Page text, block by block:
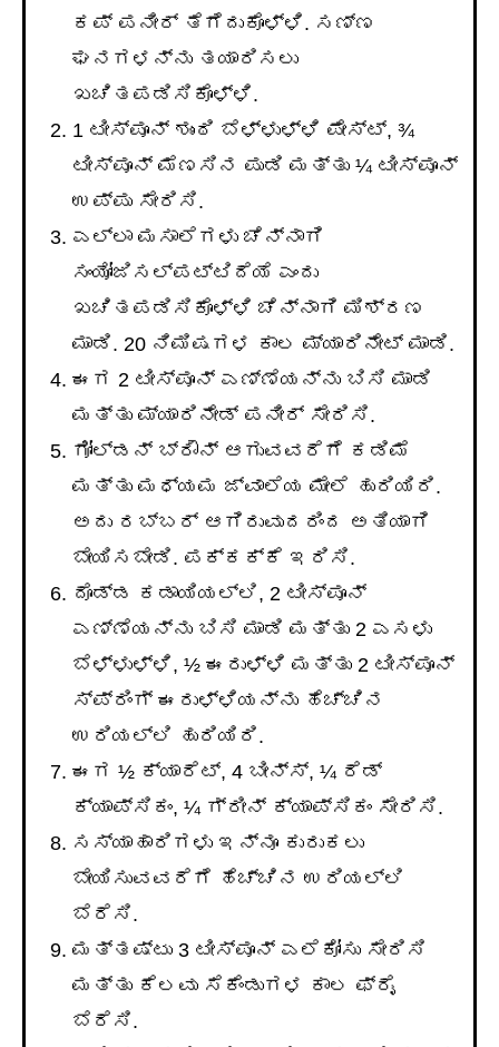
ಕಪ್ ಪನೀರ್ ತೆಗೆದುಕೊಳ್ಳಿ. ಸಣ್ಣ
ಘನಗಳನ್ನು ತಯಾರಿಸಲು
ಖಚಿತಪಡಿಸಿಕೊಳ್ಳಿ.
1 ಟೀಸ್ಪೂನ್ ಶುಂಠಿ ಬೆಳ್ಳುಳ್ಳಿ ಪೇಸ್ಟ್, ¾
ಟೀಸ್ಪೂನ್ ಮೆಣಸಿನ ಪುಡಿ ಮತ್ತು ¼ ಟೀಸ್ಪೂನ್
ಉಪ್ಪು ಸೇರಿಸಿ.
ಎಲ್ಲಾ ಮಸಾಲೆಗಳು ಚೆನ್ನಾಗಿ
ಸಂಯೋಜಿಸಲ್ಪಟ್ಟಿದೆಯೆ ಎಂದು
ಖಚಿತಪಡಿಸಿಕೊಳ್ಳಿ ಚೆನ್ನಾಗಿ ಮಿಶ್ರಣ
ಮಾಡಿ. 20 ನಿಮಿಷಗಳ ಕಾಲ ಮ್ಯಾರಿನೇಟ್ ಮಾಡಿ.
ಈಗ 2 ಟೀಸ್ಪೂನ್ ಎಣ್ಣೆಯನ್ನು ಬಿಸಿ ಮಾಡಿ
ಮತ್ತು ಮ್ಯಾರಿನೇಡ್ ಪನೀರ್ ಸೇರಿಸಿ.
ಗೋಲ್ಡನ್ ಬ್ರೌನ್ ಆಗುವವರೆಗೆ ಕಡಿಮೆ
ಮತ್ತು ಮಧ್ಯಮ ಜ್ವಾಲೆಯ ಮೇಲೆ ಹುರಿಯಿರಿ.
ಅದು ರಬ್ಬರ್ ಆಗಿರುವುದರಿಂದ ಅತಿಯಾಗಿ
ಬೇಯಿಸಬೇಡಿ. ಪಕ್ಕಕ್ಕೆ ಇರಿಸಿ.
ದೊಡ್ಡ ಕಡಾಯಿಯಲ್ಲಿ, 2 ಟೀಸ್ಪೂನ್
ಎಣ್ಣೆಯನ್ನು ಬಿಸಿ ಮಾಡಿ ಮತ್ತು 2 ಎಸಳು
ಬೆಳ್ಳುಳ್ಳಿ, ½ ಈರುಳ್ಳಿ ಮತ್ತು 2 ಟೀಸ್ಪೂನ್
ಸ್ಪ್ರಿಂಗ್ ಈರುಳ್ಳಿಯನ್ನು ಹೆಚ್ಚಿನ
ಉರಿಯಲ್ಲಿ ಹುರಿಯಿರಿ.
ಈಗ ½ ಕ್ಯಾರೆಟ್, 4 ಬೀನ್ಸ್, ¼ ರೆಡ್
ಕ್ಯಾಪ್ಸಿಕಂ, ¼ ಗ್ರೀನ್ ಕ್ಯಾಪ್ಸಿಕಂ ಸೇರಿಸಿ.
ಸಸ್ಯಾಹಾರಿಗಳು ಇನ್ನೂ ಕುರುಕಲು
ಬೇಯಿಸುವವರೆಗೆ ಹೆಚ್ಚಿನ ಉರಿಯಲ್ಲಿ
ಬೆರೆಸಿ.
ಮತ್ತಷ್ಟು 3 ಟೀಸ್ಪೂನ್ ಎಲೆಕೋಸು ಸೇರಿಸಿ
ಮತ್ತು ಕೆಲವು ಸೆಕೆಂಡುಗಳ ಕಾಲ ಫ್ರೈ
ಬೆರೆಸಿ.